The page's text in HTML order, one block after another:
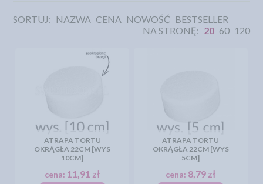
SORTUJ: NAZWA CENA NOWOŚĆ BESTSELLER
NA STRONĘ: 20 60 120
ATRAPA TORTU
OKRĄGŁA 22CM [WYS
10CM]
cena: 11,91 zł
ATRAPA TORTU
OKRĄGŁA 22CM [WYS
5CM]
cena: 8,79 zł